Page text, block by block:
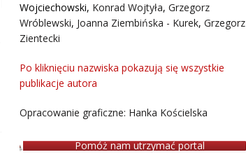
Wojciechowski, Konrad Wojtyła, Grzegorz
Wróblewski, Joanna Ziembińska - Kurek, Grzegorz
Zientecki
Po kliknięciu nazwiska pokazują się wszystkie
publikacje autora
Opracowanie graficzne: Hanka Kościelska
Pomóż nam utrzymać portal